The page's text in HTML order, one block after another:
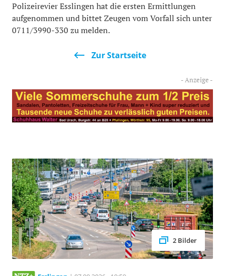
Polizeirevier Esslingen hat die ersten Ermittlungen
aufgenommen und bittet Zeugen vom Vorfall sich unter
0711/3990-330 zu melden.
Zur Startseite
2 Bilder